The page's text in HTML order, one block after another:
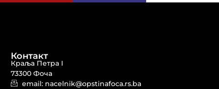
Контакт
Краља Петра I
73300 Фоча
email: nacelnik@opstinafoca.rs.ba